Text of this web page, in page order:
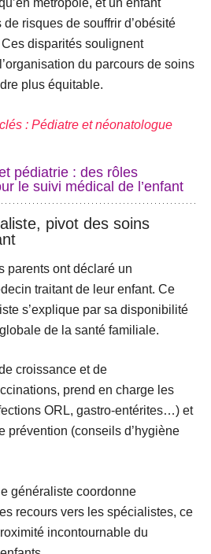
métropole, et un enfant
de risques de souffrir d’obésité
disparités soulignent
du parcours de soins
plus équitable.
: Pédiatre et néonatologue
pédiatrie : des rôles
le suivi médical de l’enfant
pivot des soins
parents ont déclaré un
traitant de leur enfant. Ce
s’explique par sa disponibilité
de la santé familiale.
croissance et de
, prend en charge les
ORL, gastro-entérites…) et
prévention (conseils d’hygiène
généraliste coordonne
recours vers les spécialistes, ce
incontournable du